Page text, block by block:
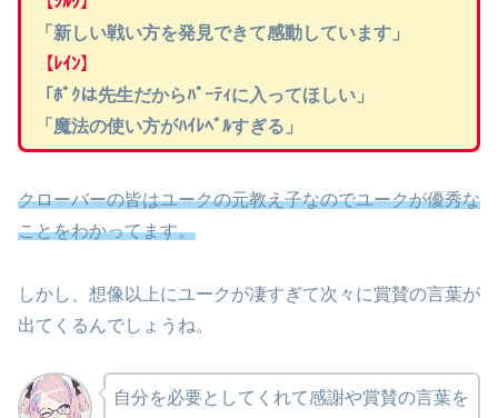
「新しい戦い方を発見できて感動しています」
【ﾚｲﾝ】
「ﾎﾞｸは先生だからﾊﾟｰﾃｨに入ってほしい」
「魔法の使い方がﾊｲﾚﾍﾞﾙすぎる」
クローバーの皆はユークの元教え子なのでユークが優秀な
ことをわかってます。
しかし、想像以上にユークが凄すぎて次々に賞賛の言葉が
出てくるんでしょうね。
自分を必要としてくれて感謝や賞賛の言葉を